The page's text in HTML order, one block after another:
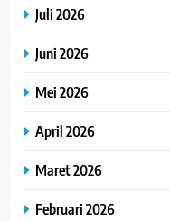
Juli 2026
Juni 2026
Mei 2026
April 2026
Maret 2026
Februari 2026